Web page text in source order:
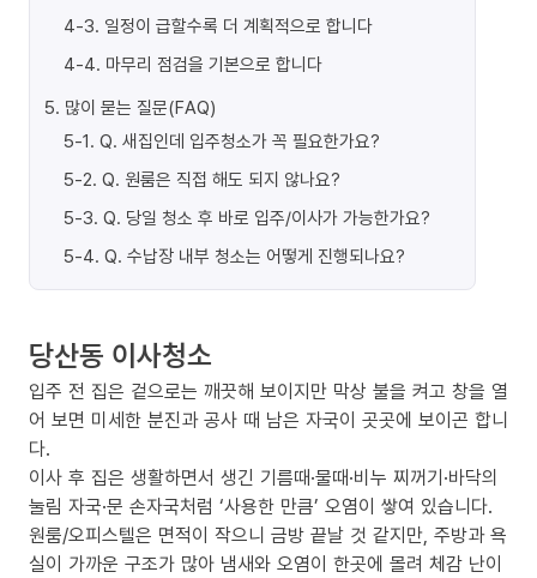
4-3. 일정이 급할수록 더 계획적으로 합니다
4-4. 마무리 점검을 기본으로 합니다
5. 많이 묻는 질문(FAQ)
5-1. Q. 새집인데 입주청소가 꼭 필요한가요?
5-2. Q. 원룸은 직접 해도 되지 않나요?
5-3. Q. 당일 청소 후 바로 입주/이사가 가능한가요?
5-4. Q. 수납장 내부 청소는 어떻게 진행되나요?
당산동 이사청소
입주 전 집은 겉으로는 깨끗해 보이지만 막상 불을 켜고 창을 열
어 보면 미세한 분진과 공사 때 남은 자국이 곳곳에 보이곤 합니
다.
이사 후 집은 생활하면서 생긴 기름때·물때·비누 찌꺼기·바닥의
눌림 자국·문 손자국처럼 ‘사용한 만큼’ 오염이 쌓여 있습니다.
원룸/오피스텔은 면적이 작으니 금방 끝날 것 같지만, 주방과 욕
실이 가까운 구조가 많아 냄새와 오염이 한곳에 몰려 체감 난이